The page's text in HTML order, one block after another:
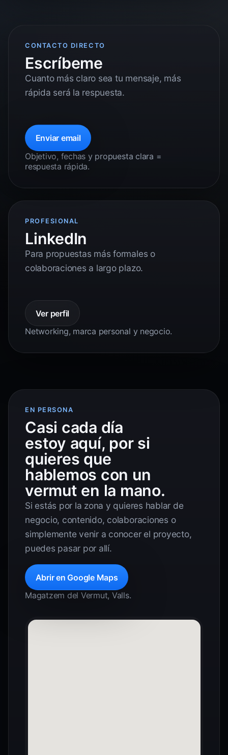
CONTACTO DIRECTO
Escríbeme
Cuanto más claro sea tu mensaje, más
rápida será la respuesta.
Enviar email
Objetivo, fechas y propuesta clara =
respuesta rápida.
PROFESIONAL
LinkedIn
Para propuestas más formales o
colaboraciones a largo plazo.
Ver perfil
Networking, marca personal y negocio.
EN PERSONA
Casi cada día
estoy aquí, por si
quieres que
hablemos con un
vermut en la mano.
Si estás por la zona y quieres hablar de
negocio, contenido, colaboraciones o
simplemente venir a conocer el proyecto,
puedes pasar por allí.
Abrir en Google Maps
Magatzem del Vermut, Valls.